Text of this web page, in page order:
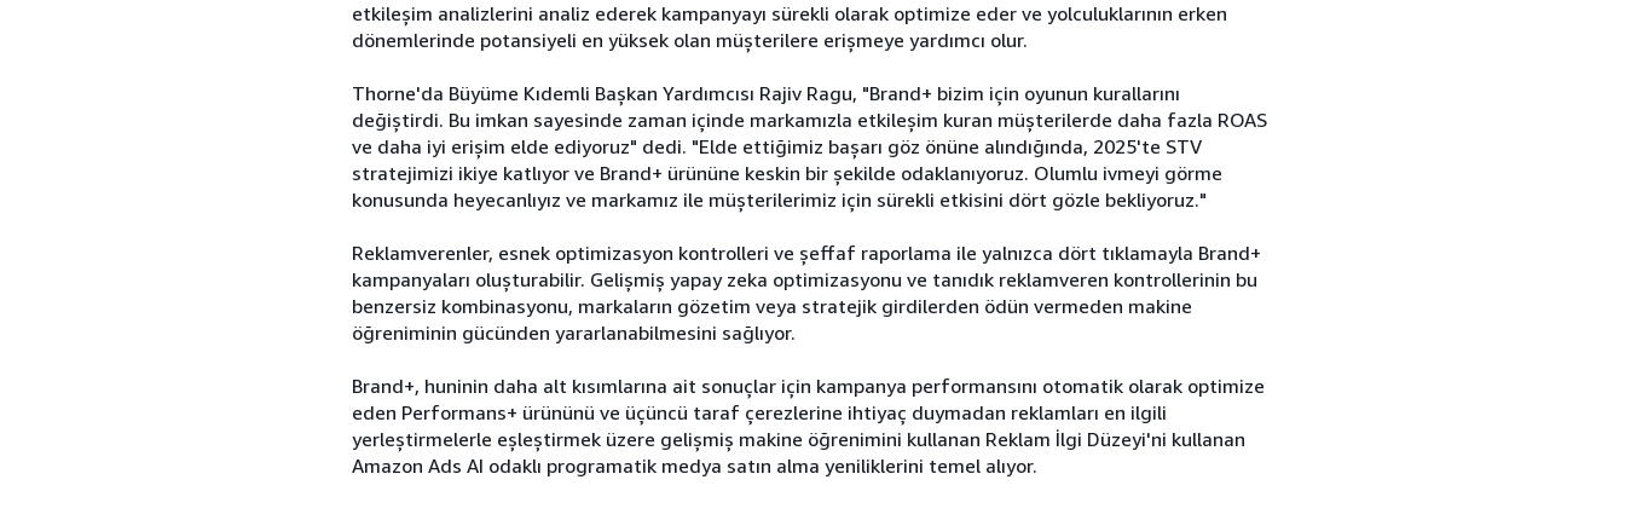
etkileşim analizlerini analiz ederek kampanyayı sürekli olarak optimize eder ve yolculuklarının erken
dönemlerinde potansiyeli en yüksek olan müşterilere erişmeye yardımcı olur.
Thorne'da Büyüme Kıdemli Başkan Yardımcısı Rajiv Ragu, "Brand+ bizim için oyunun kurallarını
değiştirdi. Bu imkan sayesinde zaman içinde markamızla etkileşim kuran müşterilerde daha fazla ROAS
ve daha iyi erişim elde ediyoruz" dedi. "Elde ettiğimiz başarı göz önüne alındığında, 2025'te STV
stratejimizi ikiye katlıyor ve Brand+ ürününe keskin bir şekilde odaklanıyoruz. Olumlu ivmeyi görme
konusunda heyecanlıyız ve markamız ile müşterilerimiz için sürekli etkisini dört gözle bekliyoruz."
Reklamverenler, esnek optimizasyon kontrolleri ve şeffaf raporlama ile yalnızca dört tıklamayla Brand+
kampanyaları oluşturabilir. Gelişmiş yapay zeka optimizasyonu ve tanıdık reklamveren kontrollerinin bu
benzersiz kombinasyonu, markaların gözetim veya stratejik girdilerden ödün vermeden makine
öğreniminin gücünden yararlanabilmesini sağlıyor.
Brand+, huninin daha alt kısımlarına ait sonuçlar için kampanya performansını otomatik olarak optimize
eden Performans+ ürününü ve üçüncü taraf çerezlerine ihtiyaç duymadan reklamları en ilgili
yerleştirmelerle eşleştirmek üzere gelişmiş makine öğrenimini kullanan Reklam İlgi Düzeyi'ni kullanan
Amazon Ads AI odaklı programatik medya satın alma yeniliklerini temel alıyor.